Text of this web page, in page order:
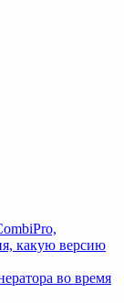
какую версию
во время